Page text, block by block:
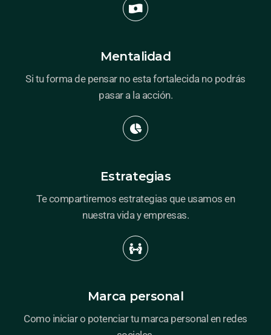
Mentalidad
Si tu forma de pensar no esta fortalecida no podrás
pasar a la acción.
Estrategias
Te compartiremos estrategias que usamos en
nuestra vida y empresas.
Marca personal
Como iniciar o potenciar tu marca personal en redes